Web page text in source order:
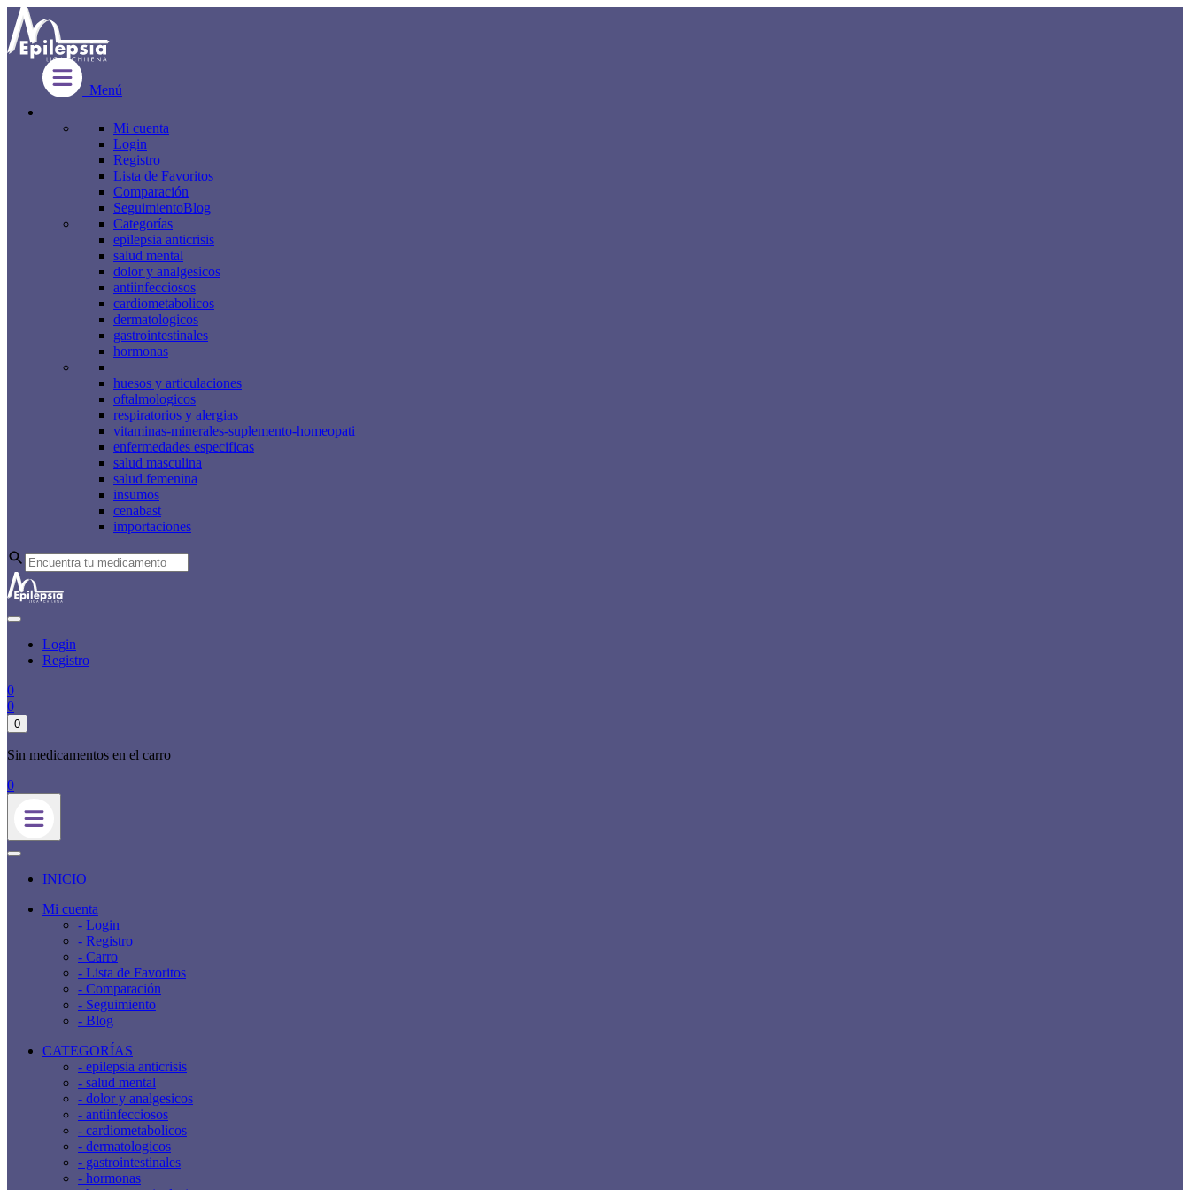
Menú
Mi cuenta
Login
Registro
Lista de Favoritos
Comparación
SeguimientoBlog
Categorías
epilepsia anticrisis
salud mental
dolor y analgesicos
antiinfecciosos
cardiometabolicos
dermatologicos
gastrointestinales
hormonas
huesos y articulaciones
oftalmologicos
respiratorios y alergias
vitaminas-minerales-suplemento-homeopati
enfermedades especificas
salud masculina
salud femenina
insumos
cenabast
importaciones
Login
Registro
0
0
0
Sin medicamentos en el carro
0
INICIO
Mi cuenta
- Login
- Registro
- Carro
- Lista de Favoritos
- Comparación
- Seguimiento
- Blog
CATEGORÍAS
- epilepsia anticrisis
- salud mental
- dolor y analgesicos
- antiinfecciosos
- cardiometabolicos
- dermatologicos
- gastrointestinales
- hormonas